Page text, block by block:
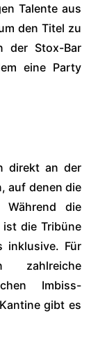
Talente aus
den Titel zu
der Stox-Bar
eine Party
direkt an der
auf denen die
Während die
die Tribüne
inklusive. Für
Imbiss-
gibt es